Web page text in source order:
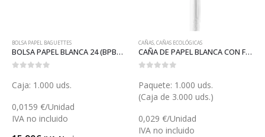
CAÑAS,CAÑAS ECOLÓGICAS
Paquete: 1.000 uds.
0,029 €/Unidad
ESPECIALES UN SOLO USO
SERVILLETA 40×40 BLANCA 2 CAPAS 1/8 (S038)
Caja: 2.400 uds.
IVA no incluido